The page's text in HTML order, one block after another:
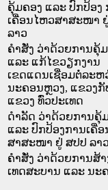
ຄຸ້ມຄອງ ແລະ ປົກປ້ອງ
ເຄື່ອນໄຫວສາສະໜາ
ລາວ
ຄຳສັ່ງ ວ່າດ້ວຍການຄຸ້
ແລະ ແກ້ໄຂວຽກງານ
ເຂດແດນເຊື່ອມຕໍ່ລະຫ
ນະຄອນຫຼວງ, ແຂວງກັ
ແຂວງ ທົ່ວປະເທດ
ດຳລັດ ວ່າດ້ວຍການຄຸ້
ແລະ ປົກປ້ອງການເຄື່
ສາສະໜາ ຢູ່ ສປປ ລາວ
ຄຳສັ່ງ ວ່າດ້ວຍການສ້າ
ເທດສະບານ ແລະ ນະ